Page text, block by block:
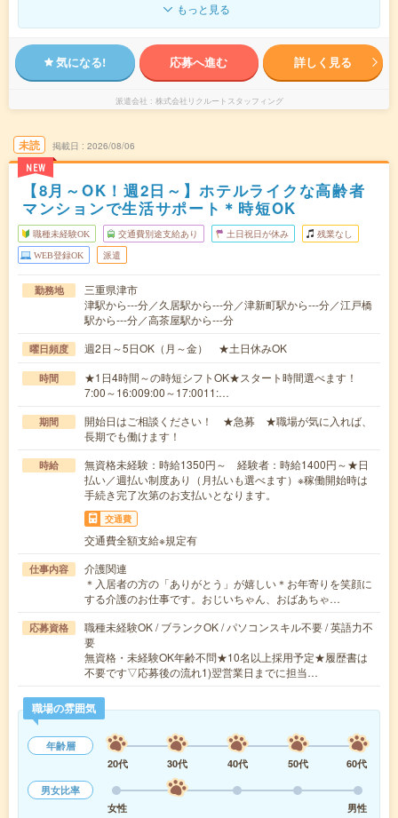
もっと見る
気になる! 応募へ進む 詳しく見る
派遣会社 株式会社リクルートスタッフィング
未読
NEW
掲載日 2026/08/06
【8月～OK！週2日～】ホテルライクな高齢者
マンションで生活サポート＊時短OK
職種未経験OK 交通費別途支給あり 土日祝日が休み 残業なし
WEB登録OK 派遣
勤務地
三重県津市
津駅から---分／久居駅から---分／津新町駅から---分／江戸橋
駅から---分／高茶屋駅から---分
曜日頻度 週2日～5日OK（月～金） ★土日休みOK
時間
★1日4時間～の時短シフトOK★スタート時間選べます！
7:00～16:009:00～17:0011:…
期間
開始日はご相談ください！ ★急募 ★職場が気に入れば、
長期でも働けます！
時給
無資格未経験：時給1350円～ 経験者：時給1400円～★日
払い／週払い制度あり（月払いも選べます）※稼働開始時は
手続き完了次第のお支払いとなります。
交通費
交通費全額支給※規定有
仕事内容
介護関連
＊入居者の方の「ありがとう」が嬉しい＊お年寄りを笑顔に
する介護のお仕事です。おじいちゃん、おばあちゃ…
応募資格
職種未経験OK / ブランクOK / パソコンスキル不要 / 英語力不
要
無資格・未経験OK年齢不問★10名以上採用予定★履歴書は
不要です▽応募後の流れ1)翌営業日までに担当…
職場の雰囲気
年齢層
20代
30代 40代 50代
60代
男女比率
女性
男性